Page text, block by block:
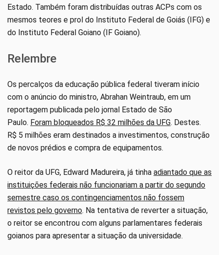
Estado. Também foram distribuídas outras ACPs com os
mesmos teores e prol do Instituto Federal de Goiás (IFG) e
do Instituto Federal Goiano (IF Goiano).
Relembre
Os percalços da educação pública federal tiveram início
com o anúncio do ministro, Abrahan Weintraub, em um
reportagem publicada pelo jornal Estado de São
Paulo. Foram bloqueados R$ 32 milhões da UFG. Destes.
R$ 5 milhões eram destinados a investimentos, construção
de novos prédios e compra de equipamentos.
O reitor da UFG, Edward Madureira, já tinha adiantado que as
instituições federais não funcionariam a partir do segundo
semestre caso os contingenciamentos não fossem
revistos pelo governo. Na tentativa de reverter a situação,
o reitor se encontrou com alguns parlamentares federais
goianos para apresentar a situação da universidade.